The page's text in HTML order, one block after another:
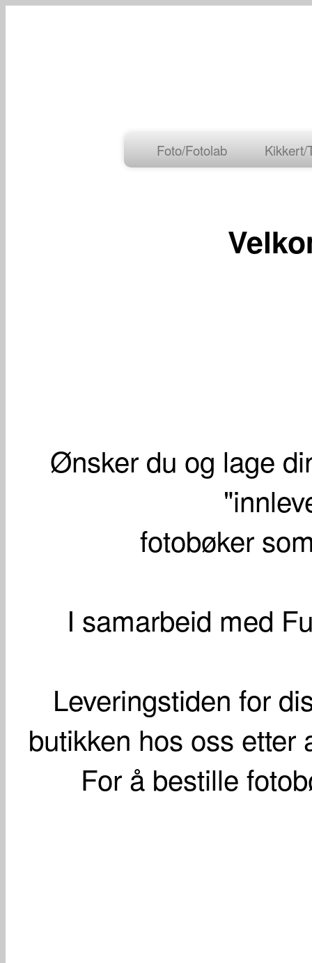
Foto/Fotolab Kikkert/
Ønsker du og lage
fotobøker
I samarbeid med
Leveringstiden for
butikken hos oss
For å bestille